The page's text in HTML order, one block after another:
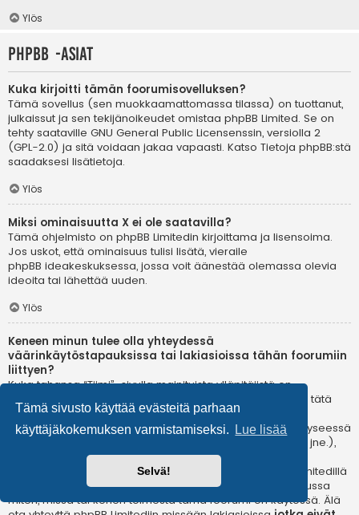
Tämä sivusto käyttää evästeitä parhaan
käyttäjäkokemuksen varmistamiseksi.
Lue lisää
Selvä!
Ylös
phpBB -asiat
Kuka kirjoitti tämän foorumisovelluksen?
Tämä sovellus (sen muokkaamattomassa tilassa) on tuottanut,
julkaissut ja sen tekijänoikeudet omistaa phpBB Limited. Se on
tehty saataville GNU General Public Licensenssin, versiolla 2
(GPL-2.0) ja sitä voidaan jakaa vapaasti. Katso Tietoja phpBB:stä
saadaksesi lisätietoja.
Ylös
Miksi ominaisuutta X ei ole saatavilla?
Tämä ohjelmisto on phpBB Limitedin kirjoittama ja lisensoima.
Jos uskot, että ominaisuus tulisi lisätä, vieraile
phpBB ideakeskuksessa, jossa voit äänestää olemassa olevia
ideoita tai lähettää uuden.
Ylös
Keneen minun tulee olla yhteydessä
väärinkäytöstapauksissa tai lakiasioissa tähän foorumiin
liittyen?
Kuka tahansa “Tiimi”-sivulla mainituista ylläpitäjistä on
todennäköisesti sopiva yhteyshenkilö valituksillesi. Jos et tätä
kautta saa vastausta, sinun kannattaa ottaa yhteyttä
verkkotunnuksen omistajaan (teewhois-kysely ) tai jos kyseessä
on ilmaispalvelussa oleva (esim. Yahoo!, free.fr, f2s.com, jne.),
ota yhteyttä ylläpitoon tai väärinkäytöksistä vastaavaan
osastoon kyseisessä palvelussa. Huomaa, että phpBB Limitedillä
ei ole lainkaan toimivaltaaja sitä ei voida pitää vastuussa
miten, missä tai kenen toimesta tämä foorumi on käytössä. Älä